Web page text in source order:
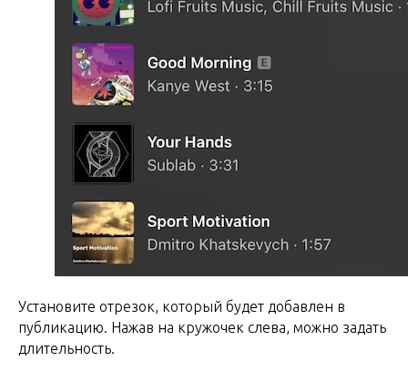
Установите отрезок, который будет добавлен в
публикацию. Нажав на кружочек слева, можно задать
длительность.